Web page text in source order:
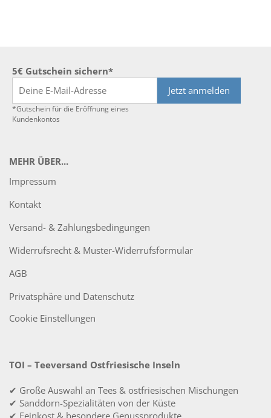
5€ Gutschein sichern*
Jetzt anmelden
*Gutschein für die Eröffnung eines
Kundenkontos
MEHR ÜBER...
Impressum
Kontakt
Versand- & Zahlungsbedingungen
Widerrufsrecht & Muster-Widerrufsformular
AGB
Privatsphäre und Datenschutz
Cookie Einstellungen
TOI – Teeversand Ostfriesische Inseln
✔ Große Auswahl an Tees & ostfriesischen Mischungen
✔ Sanddorn-Spezialitäten von der Küste